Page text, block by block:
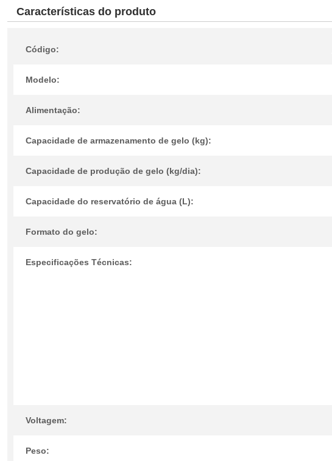
Características do produto
Código:
Modelo:
Alimentação:
Capacidade de armazenamento de gelo (kg):
Capacidade de produção de gelo (kg/dia):
Capacidade do reservatório de água (L):
Formato do gelo:
Especificações Técnicas:
Voltagem:
Peso: